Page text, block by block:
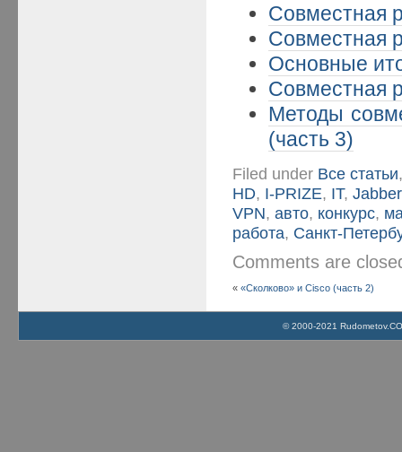
Совместная
Совместная
Основные
Совместная
Методы
(часть 3)
Filed under Все статьи
HD, I-PRIZE, IT,Jabber
VPN,авто, конкурс,
работа, Санкт-
Comments are
««Сколково» и Cisco (часть 2)
© 2000-2021